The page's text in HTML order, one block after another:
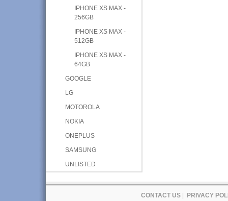
IPHONE XS MAX -
256GB
IPHONE XS MAX -
512GB
IPHONE XS MAX -
64GB
GOOGLE
LG
MOTOROLA
NOKIA
ONEPLUS
SAMSUNG
UNLISTED
CONTACT US| PRIVACY